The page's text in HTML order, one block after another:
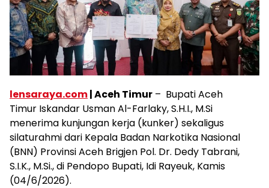
lensaraya.com| Aceh Timur – Bupati Aceh
Timur Iskandar Usman Al-Farlaky, S.H.I., M.Si
menerima kunjungan kerja (kunker) sekaligus
silaturahmi dari Kepala Badan Narkotika Nasional
(BNN) Provinsi Aceh Brigjen Pol. Dr. Dedy Tabrani,
S.I.K., M.Si., di Pendopo Bupati, Idi Rayeuk, Kamis
(04/6/2026).